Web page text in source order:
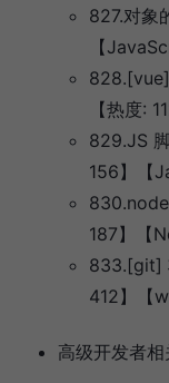
827.对象
【
【热度:
829.JS
156】【
187】【
833.[git]
412】【
高级开发者相